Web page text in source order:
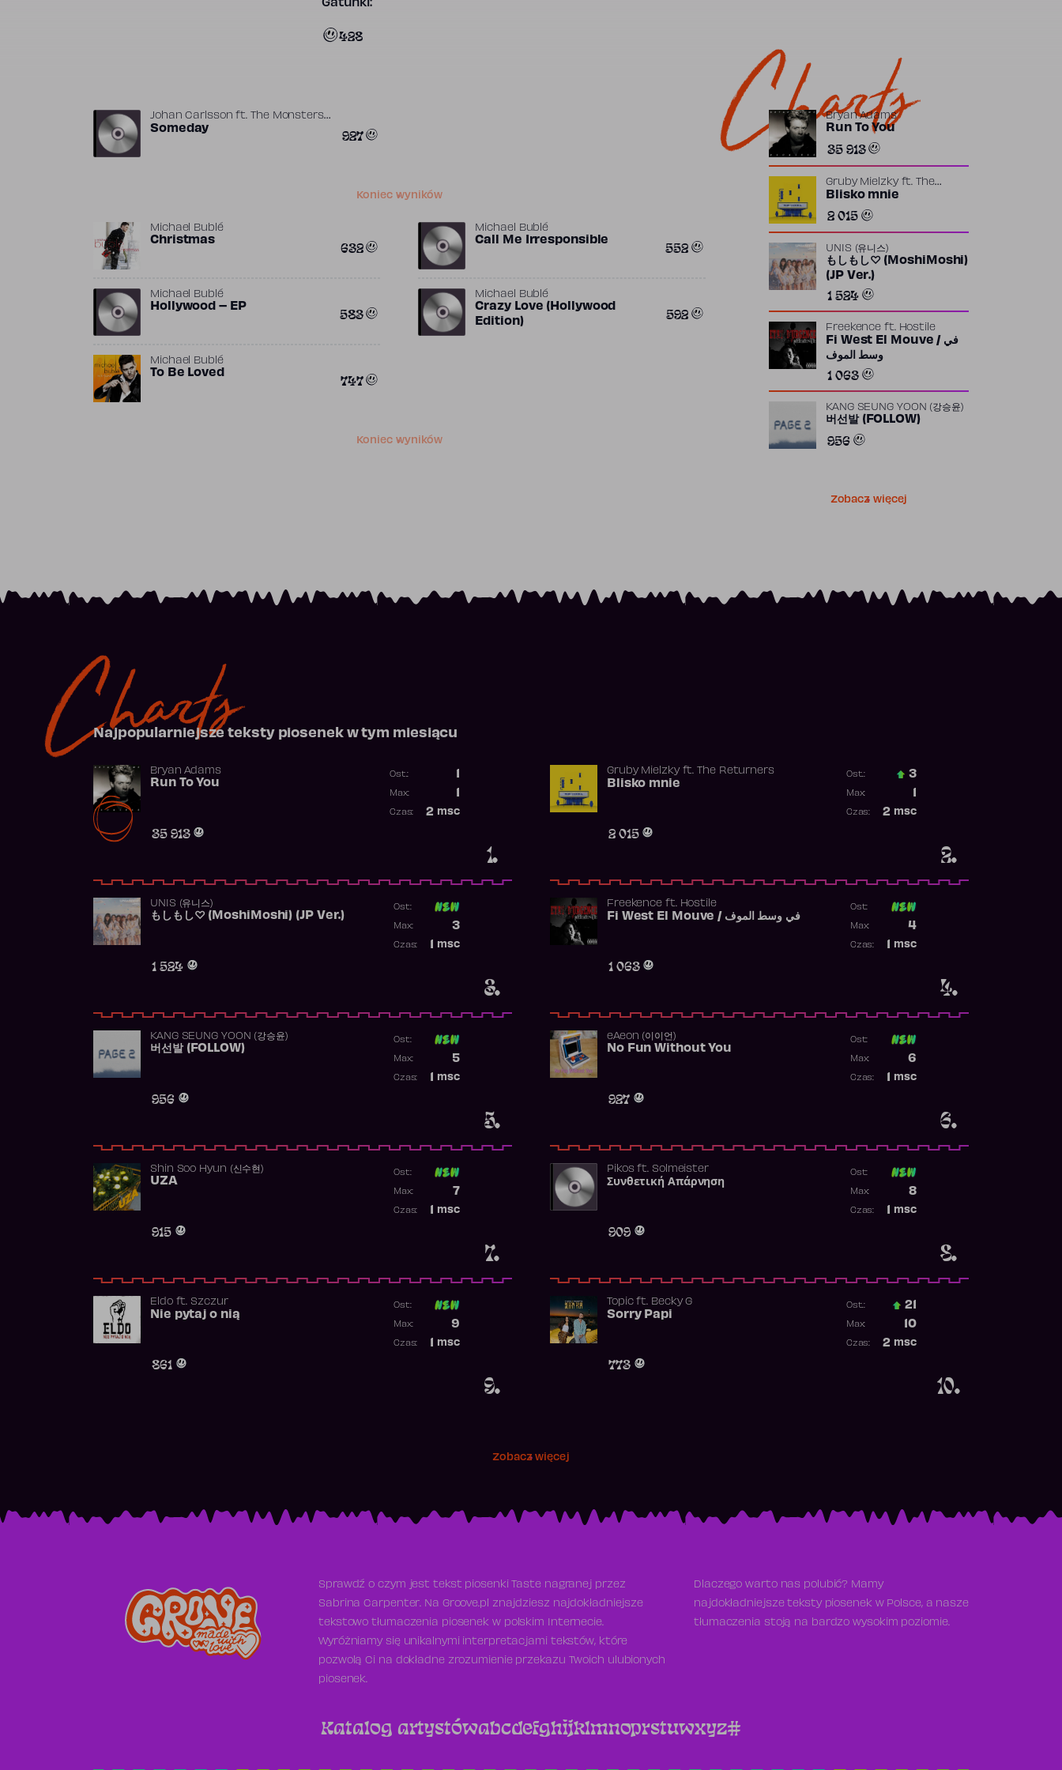
Gatunki:
428
Johan Carlsson ft.
The Monsters
& Strangerz
Someday 927
Koniec wyników
Michael Bublé
Christmas 632
Michael Bublé
Call Me Irresponsible 552
Michael Bublé
Hollywood – EP 583
Michael Bublé
Crazy Love (Hollywood
Edition)
592
Michael Bublé
To Be Loved 747
Koniec wyników
Charts
Bryan Adams
Run To You
35 913
Gruby Mielzkyft.
The
Returners
Blisko mnie
2 015
UNIS (유니스)
もしもし♡ (MoshiMoshi)
(JP Ver.)
1 524
Freekence ft. Hostile
Fi West El Mouve / في
وسط الموف
1 063
KANG SEUNG YOON (강승윤)
버선발 (FOLLOW)
956
Zobacz więcej
Charts
Najpopularniejsze teksty piosenek w tym miesiącu
1.
Bryan Adams
Run To You
35 913
Ost.:
Max:
2 msc
Czas:
2.
Gruby Mielzkyft. The Returners
Blisko mnie
2 015
Ost.: 3
Max:
2 msc
Czas:
3.
UNIS (유니스)
もしもし♡ (MoshiMoshi) (JP Ver.)
1 524
Ost:
3
Max:
msc
Czas:
4.
Freekence ft. Hostile
Fi West El Mouve / في وسط الموف
1 063
Ost:
4
Max:
msc
Czas:
5.
KANG SEUNG YOON (강승윤)
버선발 (FOLLOW)
956
Ost:
5
Max:
msc
Czas:
6.
​eAeon (이이언)
No Fun Without You
927
Ost:
6
Max:
msc
Czas:
7.
Shin Soo Hyun (신수현)
UZA
915
Ost:
7
Max:
msc
Czas:
8.
Pikosft. Solmeister
Συνθετική Απάρνηση
909
Ost:
8
Max:
msc
Czas:
9.
Eldoft. Szczur
Nie pytaj o nią
861
Ost:
9
Max:
msc
Czas:
10.
Topicft. Becky G
Sorry Papi
773
Ost.: 21
10
Max:
2 msc
Czas:
Zobacz więcej
Sprawdź o czym jest tekst piosenki Taste nagranej przez
Sabrina Carpenter. Na Groove.pl znajdziesz najdokładniejsze
tekstowo tłumaczenia piosenek w polskim Internecie.
Wyróżniamy się unikalnymi interpretacjami tekstów, które
pozwolą Ci na dokładne zrozumienie przekazu Twoich ulubionych
piosenek.
Dlaczego warto nas polubić? Mamy
najdokładniejsze teksty piosenek w Polsce, a nasze
tłumaczenia stoją na bardzo wysokim poziomie.
Katalog artystówabcdefghijklmnoprstuwxyz#